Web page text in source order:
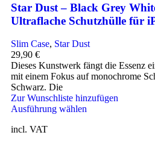
Star Dust – Black Grey
Ultraflache Schutzhülle für
Slim Case, Star Dust
29,90 €
Dieses Kunstwerk fängt die Essenz
mit einem Fokus auf monochrome
Schwarz. Die
Zur Wunschliste hinzufügen
Ausführung wählen
incl. VAT